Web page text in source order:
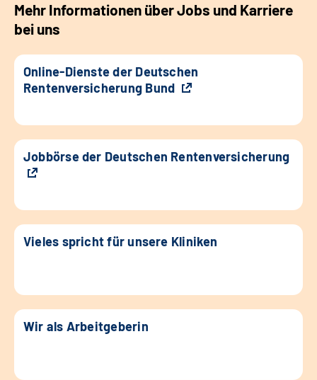
Mehr Informationen über Jobs und Karriere
bei uns
Online-Dienste der Deutschen
Rentenversicherung Bund
Jobbörse der Deutschen Rentenversicherung
Vieles spricht für unsere Kliniken
Wir als Arbeitgeberin